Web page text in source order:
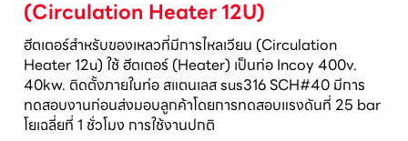
(Circulation Heater 12U)
ฮีตเตอร์สำหรับของเหลวที่มีการไหลเวียน (Circulation
Heater 12u) ใช้ ฮีตเตอร์ (Heater) เป็นท่อ Incoy 400v.
40kw. ติดตั้งภายในท่อ สแตนเลส sus316 SCH#40 มีการ
ทดสอบงานก่อนส่งมอบลูกค้าโดยการทดสอบแรงดันที่ 25 bar
โยเฉลี่ยที่ 1 ชั่วโมง การใช้งานปกติ